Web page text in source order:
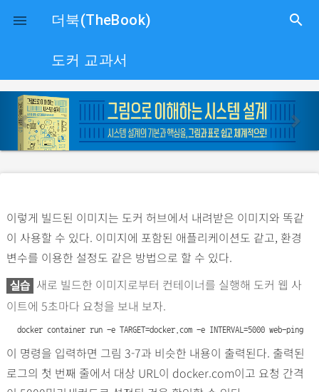
close
 더북(TheBook) search
도커 교과서
p
r
e
u
s
n
e
x
이렇게 빌드된 이미지는 도커 허브에서 내려받은 이미지와 똑같
이 사용할 수 있다. 이미지에 포함된 애플리케이션도 같고, 환경
변수를 이용한 설정도 같은 방법으로 할 수 있다.
실습 새로 빌드한 이미지로부터 컨테이너를 실행해 도커 웹 사
이트에 5초마다 요청을 보내 보자.
docker container run -e TARGET=docker.com -e INTERVAL=5000 web-ping
이 명령을 입력하면 그림 3-7과 비슷한 내용이 출력된다. 출력된
로그의 첫 번째 줄에서 대상 URL이 docker.com이고 요청 간격